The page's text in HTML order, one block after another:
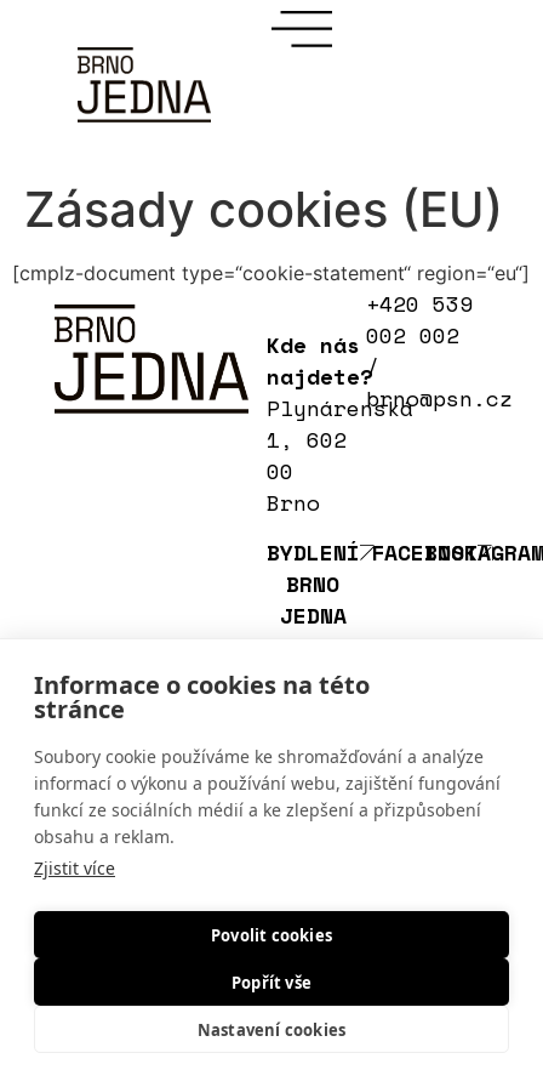
Informace o cookies na této
stránce
Soubory cookie používáme ke shromažďování a analýze
informací o výkonu a používání webu, zajištění fungování
funkcí ze sociálních médií a ke zlepšení a přizpůsobení
obsahu a reklam.
Zjistit více
Povolit cookies
Popřít vše
Nastavení cookies
Zásady cookies (EU)
[cmplz-document type=“cookie-statement“ region=“eu“]
Kde nás
najdete?
Plynárenská
1, 602
00
Brno
+420 539
002 002
/
brno@psn.cz
BYDLENÍ
BRNO
JEDNA
FACEBOOKINSTAGRAM
zapsána pod
značkou C
1671/MSPH
17048869,
130 00 Praha 3